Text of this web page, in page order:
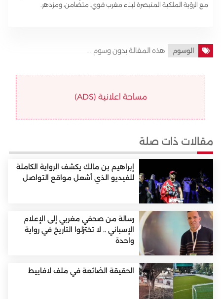
مع الرؤية الملكية المتبصرة لبناء مغرب قوي، متضامن، ومزدهر.
الوسوم هذه المقالة بدون وسوم . .
مساحة اعلانية (ADS)
مقالات ذات صلة
إبراهيم بن مالك يكشف الرواية الكاملة
للفيديو الذي أشعل مواقع التواصل
رسالة من صحفي مغربي إلى الإعلام
الإسباني .. لا تختزلوا التاريخ في رواية
واحدة
الحقيقة الضائعة في ملف لافاييط